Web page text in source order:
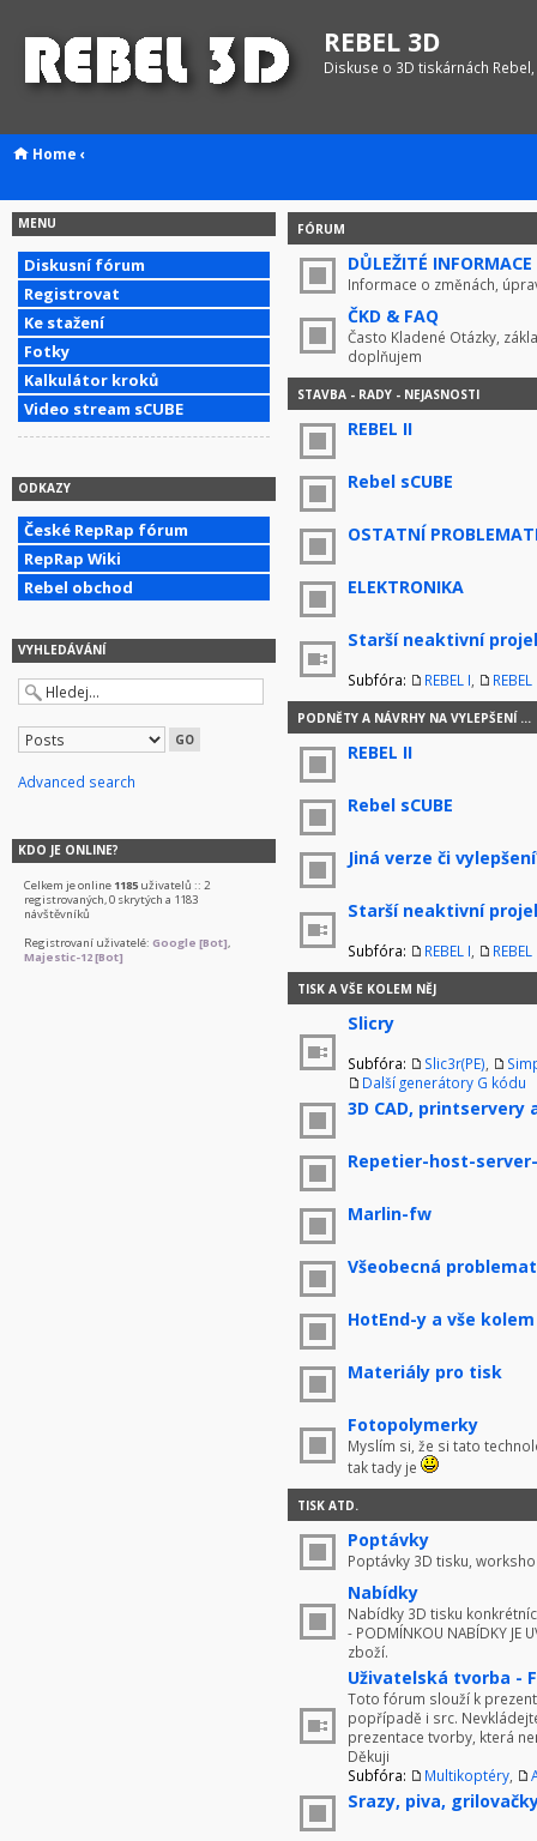
REBEL 3D
Diskuse o 3D tiskárnách
Home ‹
MENU
Diskusní fórum
Registrovat
Ke stažení
Fotky
Kalkulátor kroků
Video stream sCUBE
ODKAZY
České RepRap fórum
RepRap Wiki
Rebel obchod
VYHLEDÁVÁNÍ
Advanced search
KDO JE ONLINE?
Celkem je online 1185 uživatelů :: 2
registrovaných, 0 skrytých a 1183
návštěvníků
Registrovaní uživatelé: Google [Bot],
Majestic-12 [Bot]
FÓRUM
DŮLEŽITÉ INFORMACE
Informace o změnách,
ČKD & FAQ
Často Kladené Otázky,
doplňujem
STAVBA - RADY - NEJASNOSTI
REBEL II
Rebel sCUBE
OSTATNÍ
ELEKTRONIKA
Starší neaktivní
Subfóra: REBEL I REBEL
PODNĚTY A NÁVRHY NA VYLEPŠENÍ ...
REBEL II
Rebel sCUBE
Jiná verze či
Starší neaktivní
Subfóra: REBEL I REBEL
TISK A VŠE KOLEM NĚJ
Slicry
Subfóra: Slic3r(PE)
Další generátory G kódu
3D CAD, printservery
Repetier-host-
Marlin-fw
Všeobecná
HotEnd-y a vše kolem
Materiály pro tisk
Fotopolymerky
Myslím si, že si tato
tak tady je
TISK ATD.
Poptávky
Poptávky 3D tisku,
Nabídky
Nabídky 3D tisku
- PODMÍNKOU NABÍDKY JE
zboží.
Uživatelská tvorba -
Toto fórum slouží k
popřípadě i src.
prezentace tvorby, která
Děkuji
Subfóra:
Multikoptéry
Srazy, piva,